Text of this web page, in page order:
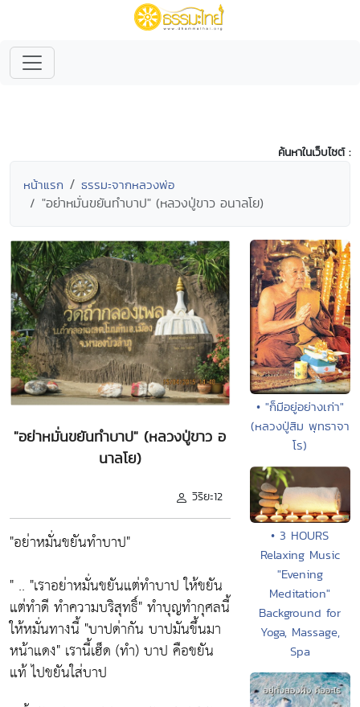
ค้นหาในเว็บไซต์ :
หน้าแรก ธรรมะจากหลวงพ่อ
"อย่าหมั่นขยันทำบาป" (หลวงปู่ขาว อนาลโย)
"อย่าหมั่นขยันทำบาป" (หลวงปู่ขาว อ
นาลโย)
วิริยะ12
"อย่าหมั่นขยันทำบาป"
" .. "เราอย่าหมั่นขยันแต่ทำบาป ให้ขยัน
แต่ทำดี ทำความบริสุทธิ์" ทำบุญทำกุศลนี้
ให้หมั่นทางนี้ "บาปด่ากัน บาปมันขึ้นมา
หน้าแดง" เรานี้เฮ็ด (ทำ) บาป คือขยัน
แท้ ไปขยันใส่บาป
• "ก็มีอยู่อย่างเก่า"
(หลวงปู่สิม พุทธาจา
โร)
• 3 HOURS
Relaxing Music
"Evening
Meditation"
Background for
Yoga, Massage,
Spa